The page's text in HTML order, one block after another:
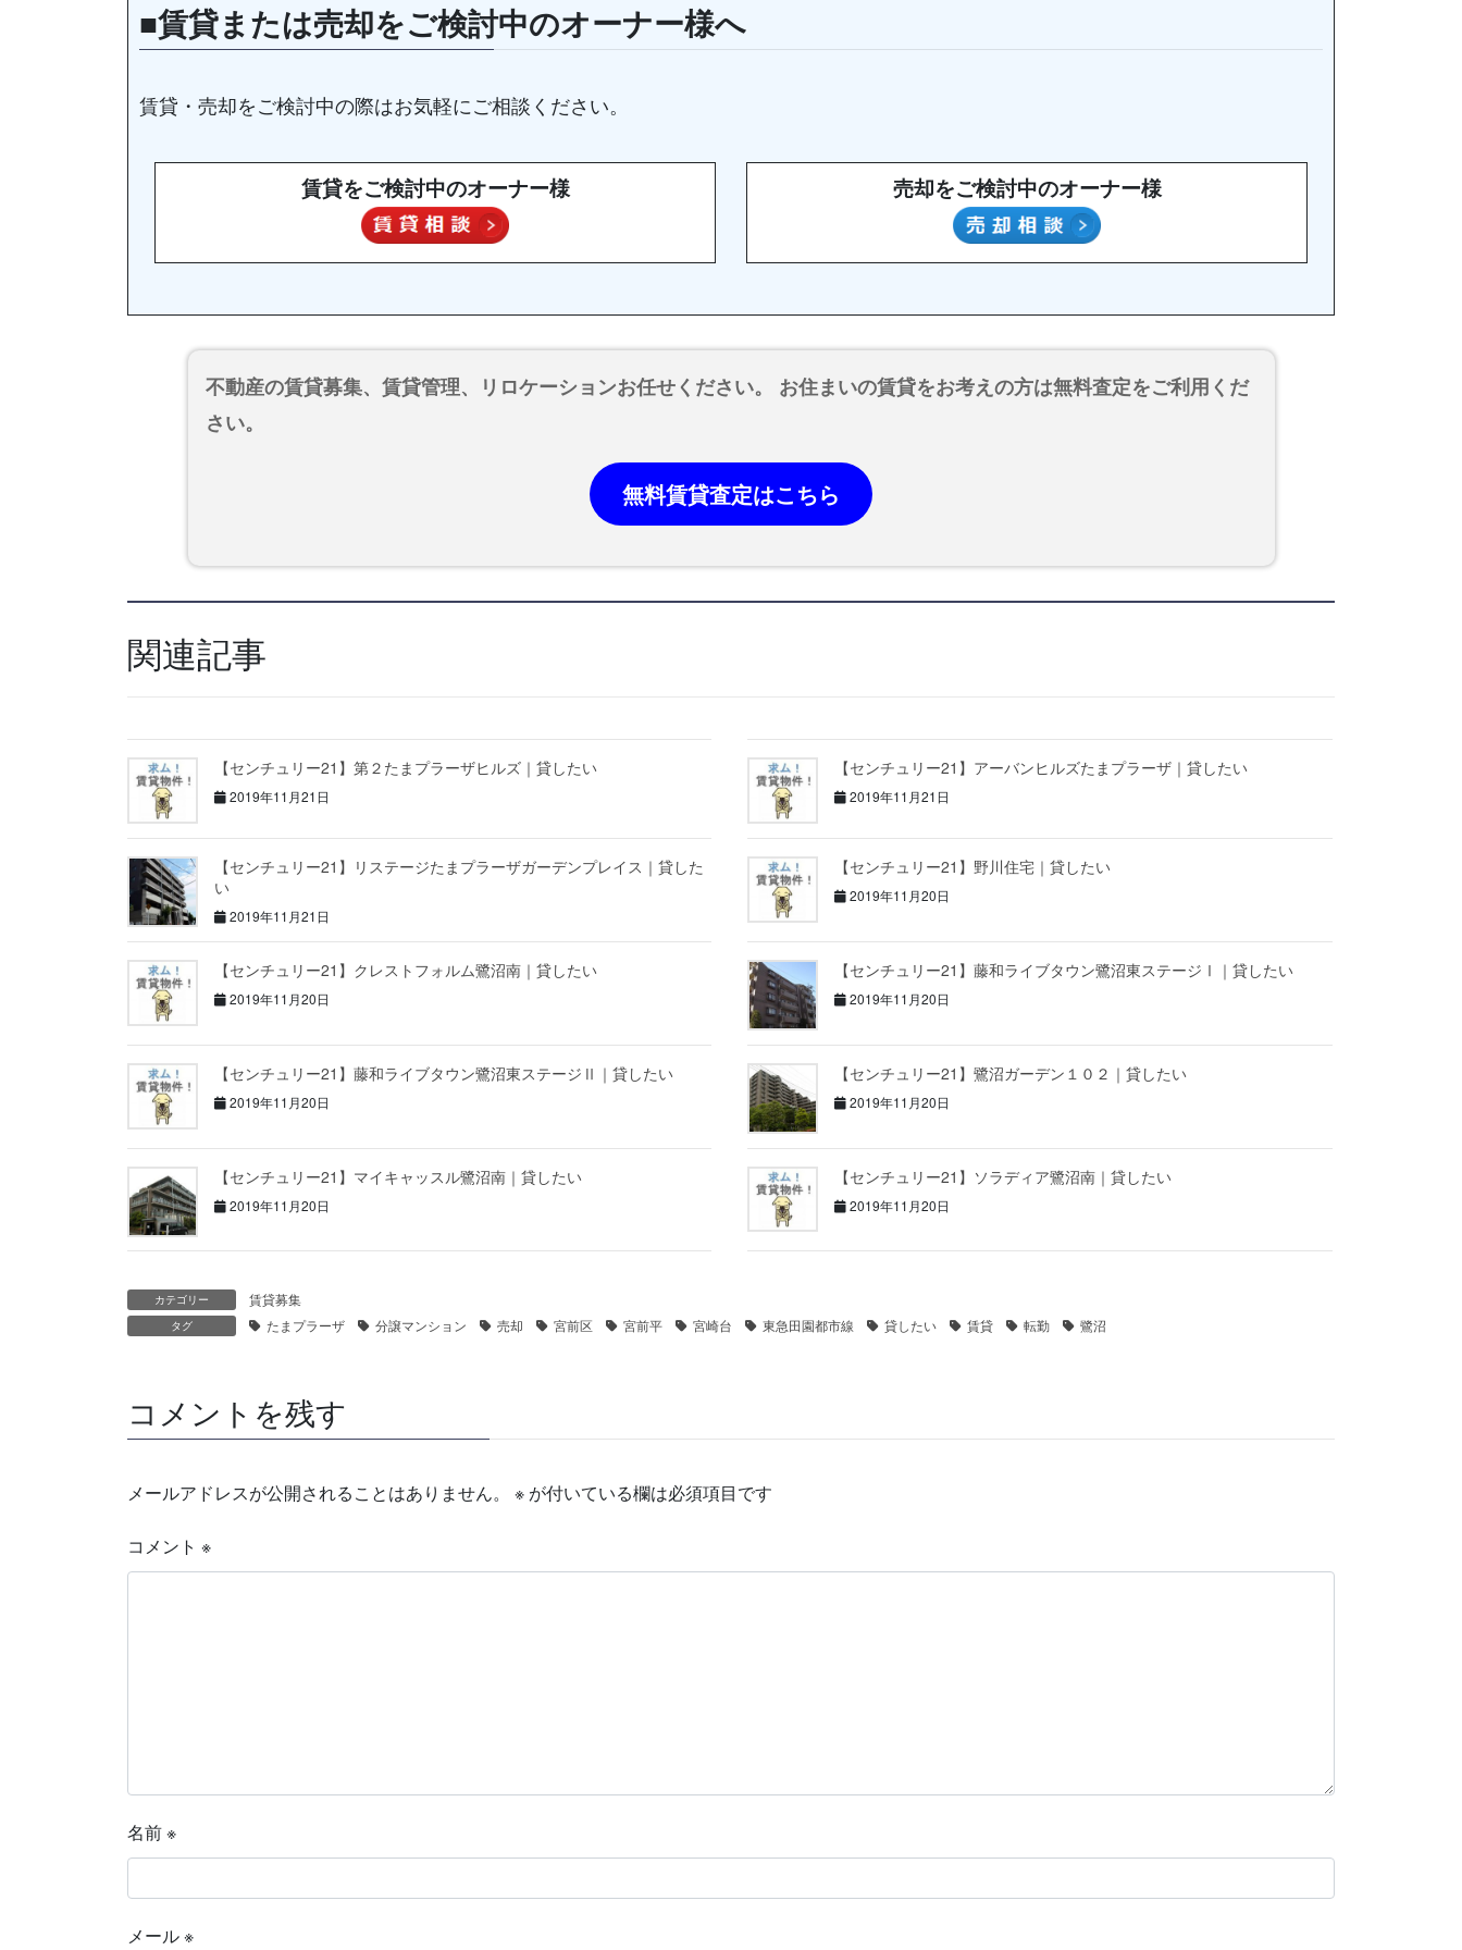
■賃貸または売却をご検討中のオーナー様へ
賃貸・売却をご検討中の際はお気軽にご相談ください。
賃貸をご検討中のオーナー様 売却をご検討中のオーナー様
不動産の賃貸募集、賃貸管理、リロケーションお任せください。 お住まいの賃貸をお考えの方は無料査定をご利用くだ
さい。
無料賃貸査定はこちら
関連記事
【センチュリー21】第２たまプラーザヒルズ｜貸したい
2019年11月21日
【センチュリー21】アーバンヒルズたまプラーザ｜貸したい
2019年11月21日
【センチュリー21】リステージたまプラーザガーデンプレイス｜貸した
い
2019年11月21日
【センチュリー21】野川住宅｜貸したい
2019年11月20日
【センチュリー21】クレストフォルム鷺沼南｜貸したい
2019年11月20日
【センチュリー21】藤和ライブタウン鷺沼東ステージⅠ｜貸したい
2019年11月20日
【センチュリー21】藤和ライブタウン鷺沼東ステージⅡ｜貸したい
2019年11月20日
【センチュリー21】鷺沼ガーデン１０２｜貸したい
2019年11月20日
【センチュリー21】マイキャッスル鷺沼南｜貸したい
2019年11月20日
【センチュリー21】ソラディア鷺沼南｜貸したい
2019年11月20日
カテゴリー 賃貸募集
タグ たまプラーザ 分譲マンション 売却 宮前区 宮前平 宮崎台 東急田園都市線 貸したい 賃貸 転勤 鷺沼
コメントを残す
メールアドレスが公開されることはありません。 ※ が付いている欄は必須項目です
コメント ※
名前※
メール※